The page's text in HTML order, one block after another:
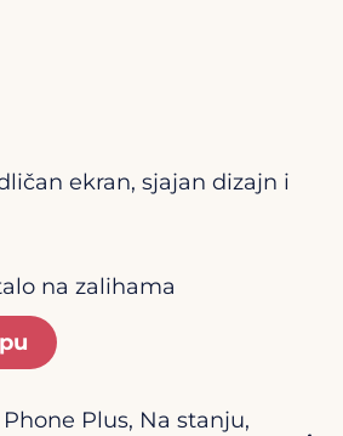
ekran, sjajan dizajn i
na zalihama
Plus, Na stanju,